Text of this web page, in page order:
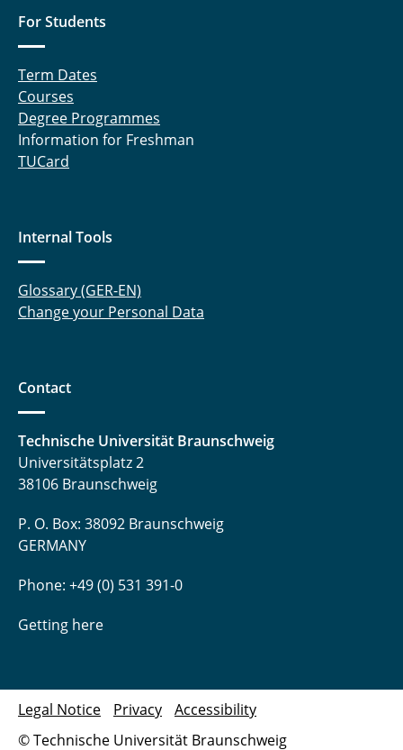
For Students
Term Dates
Courses
Degree Programmes
Information for Freshman
TUCard
Internal Tools
Glossary (GER-EN)
Change your Personal Data
Contact
Technische Universität Braunschweig
Universitätsplatz 2
38106 Braunschweig
P. O. Box: 38092 Braunschweig
GERMANY
Phone: +49 (0) 531 391-0
Getting here
© Technische Universität Braunschweig
Legal Notice Privacy Accessibility